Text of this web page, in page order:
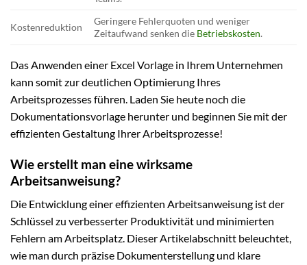
Kostenreduktion
Geringere Fehlerquoten und weniger
Zeitaufwand senken die Betriebskosten.
Das Anwenden einer Excel Vorlage in Ihrem Unternehmen
kann somit zur deutlichen Optimierung Ihres
Arbeitsprozesses führen. Laden Sie heute noch die
Dokumentationsvorlage herunter und beginnen Sie mit der
effizienten Gestaltung Ihrer Arbeitsprozesse!
Wie erstellt man eine wirksame
Arbeitsanweisung?
Die Entwicklung einer effizienten Arbeitsanweisung ist der
Schlüssel zu verbesserter Produktivität und minimierten
Fehlern am Arbeitsplatz. Dieser Artikelabschnitt beleuchtet,
wie man durch präzise Dokumenterstellung und klare